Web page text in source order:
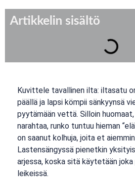
Artikkelin sisältö
Kuvittele tavallinen ilta: iltasatu
päällä ja lapsi kömpii sänkyynsä
pyytämään vettä. Silloin
narahtaa, runko tuntuu hieman
on saanut kolhuja, joita et
Lastensängyssä pienetkin
arjessa, koska sitä käytetään joka
leikeissä.